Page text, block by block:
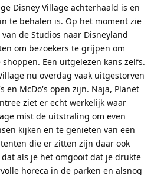
Disney Village achterhaald is en
te behalen is. Op het moment zie
de Studios naar Disneyland
om bezoekers te grijpen om
Een uitgelezen kans zelfs.
nu overdag vaak uitgestorven
en McDo's open zijn. Naja, Planet
ziet er echt werkelijk waar
mist de uitstraling om even
kijken en te genieten van een
die er zitten zijn daar ook
als je het omgooit dat je drukte
horeca in de parken en alsnog